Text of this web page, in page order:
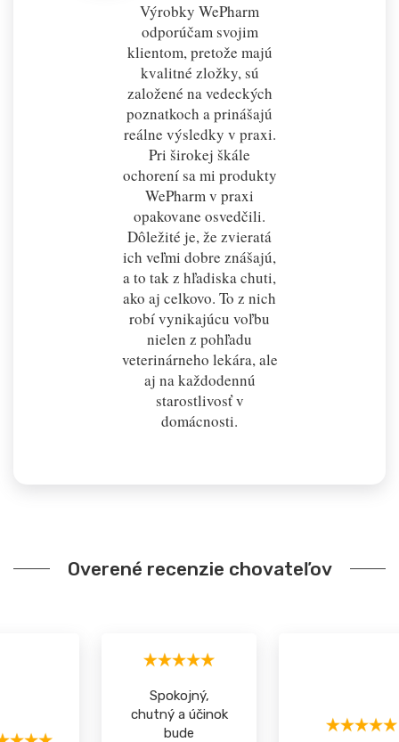
Výrobky WePharm
odporúčam svojim
klientom, pretože majú
kvalitné zložky, sú
založené na vedeckých
poznatkoch a prinášajú
reálne výsledky v praxi.
Pri širokej škále
ochorení sa mi produkty
WePharm v praxi
opakovane osvedčili.
Dôležité je, že zvieratá
ich veľmi dobre znášajú,
a to tak z hľadiska chuti,
ako aj celkovo. To z nich
robí vynikajúcu voľbu
nielen z pohľadu
veterinárneho lekára, ale
aj na každodennú
starostlivosť v
domácnosti.
Overené recenzie chovateľov
Spokojný,
chutný a účinok
bude